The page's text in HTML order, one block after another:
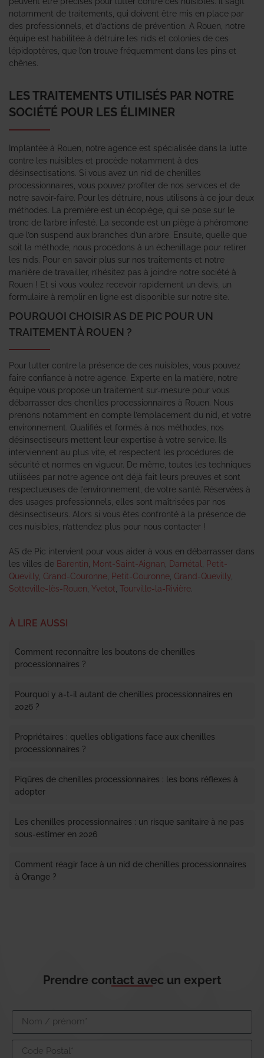
notamment de traitements, qui doivent être mis en place par
des professionnels, et d’actions de prévention. A Rouen, notre
équipe est habilitée à détruire les nids et colonies de ces
lépidoptères, que l’on trouve fréquemment dans les pins et
chênes.
LES TRAITEMENTS UTILISÉS PAR NOTRE
SOCIÉTÉ POUR LES ÉLIMINER
Implantée à Rouen, notre agence est spécialisée dans la lutte
contre les nuisibles et procède notamment à des
désinsectisations. Si vous avez un nid de chenilles
processionnaires, vous pouvez profiter de nos services et de
notre savoir-faire. Pour les détruire, nous utilisons à ce jour deux
méthodes. La première est un écopiège, qui se pose sur le
tronc de l’arbre infesté. La seconde est un piège à phéromone
que l’on suspend aux branches d’un arbre. Ensuite, quelle que
soit la méthode, nous procédons à un échenillage pour retirer
les nids. Pour en savoir plus sur nos traitements et notre
manière de travailler, n’hésitez pas à joindre notre société à
Rouen ! Et si vous voulez recevoir rapidement un devis, un
formulaire à remplir en ligne est disponible sur notre site.
POURQUOI CHOISIR AS DE PIC POUR UN
TRAITEMENT À ROUEN ?
Pour lutter contre la présence de ces nuisibles, vous pouvez
faire confiance à notre agence. Experte en la matière, notre
équipe vous propose un traitement sur-mesure pour vous
débarrasser des chenilles processionnaires à Rouen. Nous
prenons notamment en compte l’emplacement du nid, et votre
environnement. Qualifiés et formés à nos méthodes, nos
désinsectiseurs mettent leur expertise à votre service. Ils
interviennent au plus vite, et respectent les procédures de
sécurité et normes en vigueur. De même, toutes les techniques
utilisées par notre agence ont déjà fait leurs preuves et sont
respectueuses de l’environnement, de votre santé. Réservées à
des usages professionnels, elles sont maîtrisées par nos
désinsectiseurs. Alors si vous êtes confronté à la présence de
ces nuisibles, n’attendez plus pour nous contacter !
AS de Pic intervient pour vous aider à vous en débarrasser dans
les villes de Barentin Mont-Saint-Aignan Darnétal
Petit-
Quevilly Grand-Couronne Petit-Couronne Grand-Quevilly
Sotteville-lès-Rouen Yvetot Tourville-la-Rivière
À LIRE AUSSI
Comment reconnaître les boutons de chenilles
processionnaires ?
Pourquoi y a-t-il autant de chenilles processionnaires en
2026 ?
Propriétaires : quelles obligations face aux chenilles
processionnaires ?
Piqûres de chenilles processionnaires : les bons réflexes à
adopter
Les chenilles processionnaires : un risque sanitaire à ne pas
sous-estimer en 2026
Comment réagir face à un nid de chenilles processionnaires
à Orange ?
Prendre contact avec un expert